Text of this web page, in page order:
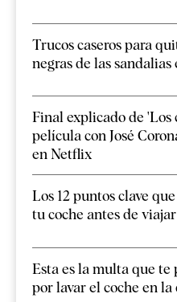
Trucos caseros para
negras de las sandalias
Final explicado de 'Los
película con José
en Netflix
Los 12 puntos clave
tu coche antes de viajar
Esta es la multa que te
por lavar el coche en la